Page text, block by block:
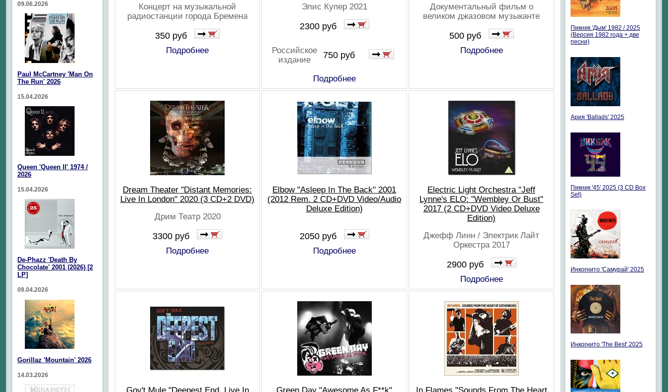
Концерт на музыкальной
радиостанции города Бремена
350 руб
Подробнее
Элис Купер 2021
2300 руб
Российское
издание
750 руб
Подробнее
Документальный фильм о
великом джазовом музыканте
500 руб
Подробнее
Dream Theater "Distant Memories:
Live In London" 2020 (3 CD+2 DVD)
Дрим Театр 2020
3300 руб
Подробнее
Elbow "Asleep In The Back" 2001
(2012 Rem. 2 CD+DVD Video/Audio
Deluxe Edition)
2050 руб
Подробнее
Electric Light Orchestra "Jeff
Lynne's ELO: "Wembley Or Bust"
2017 (2 CD+DVD Video Deluxe
Edition)
Джефф Линн / Электрик Лайт
Оркестра 2017
2900 руб
Подробнее
09.06.2026
Paul McCartney 'Man On
The Run' 2026
15.04.2026
Queen 'Queen II' 1974 /
2026
15.04.2026
De-Phazz 'Death By
Chocolate' 2001 (2026) [2
LP]
09.04.2026
Gorillaz 'Mountain' 2026
14.03.2026
Пикник 'Дым' 1982 / 2025
(Версия 1982 года + две
песни)
Ария 'Ballads' 2025
Пикник '45' 2025 (3 CD Box
Set)
Инкогнито 'Самурай' 2025
Инкогнито 'The Best' 2025